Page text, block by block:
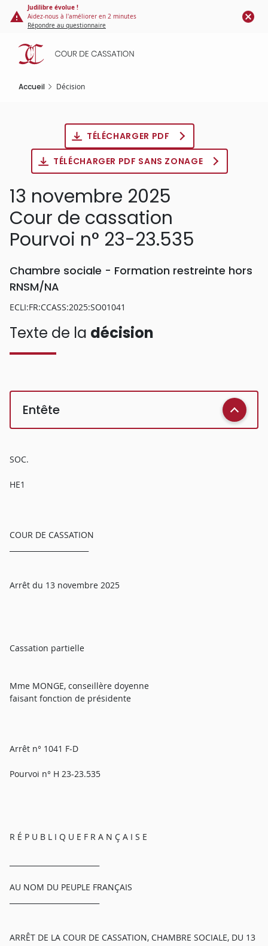
Panneau de gestion des cookies
contenu
principal
Judilibre évolue !
Aidez-nous à l'améliorer en 2 minutes
Répondre au questionnaire
Accueil Décision
TÉLÉCHARGER PDF
TÉLÉCHARGER PDF SANS ZONAGE
13 novembre 2025
Cour de cassation
Pourvoi n° 23-23.535
Chambre sociale - Formation restreinte hors
RNSM/NA
ECLI:FR:CCASS:2025:SO01041
Texte de la décision
Entête
SOC.
HE1
COUR DE CASSATION
Arrêt du 13 novembre 2025
Cassation partielle
Mme MONGE, conseillère doyenne
faisant fonction de présidente
Arrêt n° 1041 F-D
Pourvoi n° H 23-23.535
R É P U B L I Q U E F R A N Ç A I S E
AU NOM DU PEUPLE FRANÇAIS
ARRÊT DE LA COUR DE CASSATION, CHAMBRE SOCIALE, DU 13